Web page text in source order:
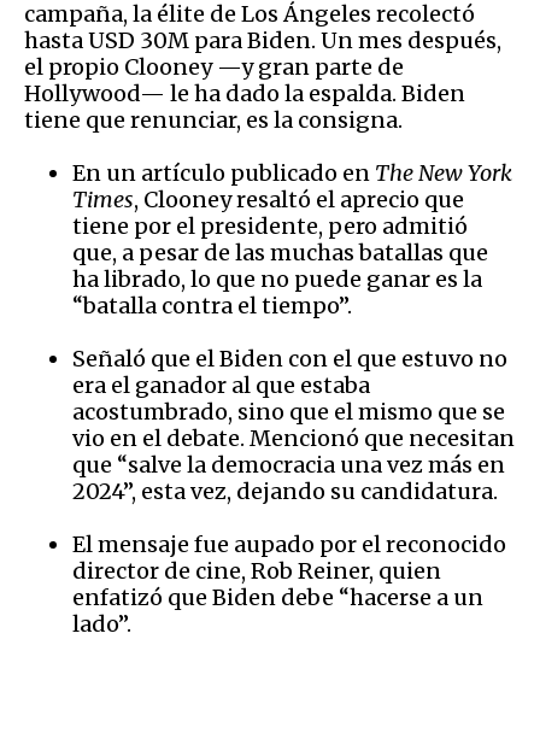
campaña, la élite de Los Ángeles recolectó
hasta USD 30M para Biden. Un mes después,
el propio Clooney —y gran parte de
Hollywood— le ha dado la espalda. Biden
tiene que renunciar, es la consigna.
En un artículo publicado en The New York
Times, Clooney resaltó el aprecio que
tiene por el presidente, pero admitió
que, a pesar de las muchas batallas que
ha librado, lo que no puede ganar es la
“batalla contra el tiempo”.
Señaló que el Biden con el que estuvo no
era el ganador al que estaba
acostumbrado, sino que el mismo que se
vio en el debate. Mencionó que necesitan
que “salve la democracia una vez más en
2024”, esta vez, dejando su candidatura.
El mensaje fue aupado por el reconocido
director de cine, Rob Reiner, quien
enfatizó que Biden debe “hacerse a un
lado”.